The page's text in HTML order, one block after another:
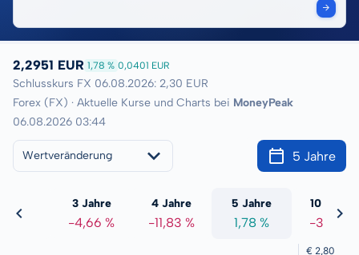
2,2951 EUR 1,78 % 0,0401 EUR
Schlusskurs FX 06.08.2026: 2,30 EUR
Forex (FX) · Aktuelle Kurse und Charts bei MoneyPeak
06.08.2026 03:44
Wertveränderung 5 Jahre
%
3 Jahre
-4,66 %
4 Jahre
-11,83 %
5 Jahre
1,78 %
10 Jahre
-3,97 %